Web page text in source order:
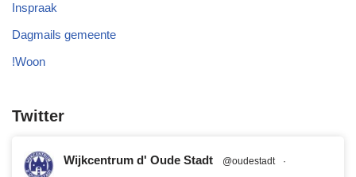
Inspraak
Dagmails gemeente
!Woon
Twitter
Wijkcentrum d' Oude Stadt @oudestadt ·